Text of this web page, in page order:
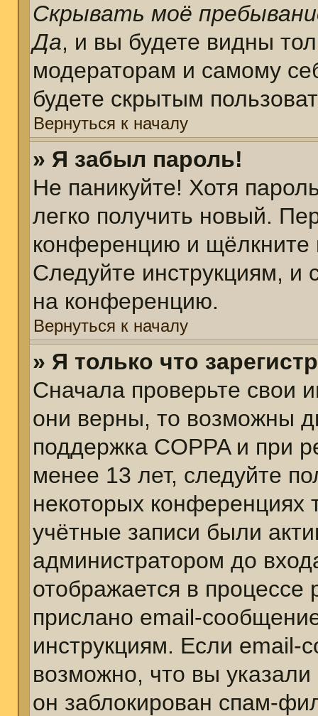
Скрывать моё
Да, и вы будете видны
модераторам и самому
будете скрытым
Вернуться к началу
» Я забыл пароль!
Не паникуйте! Хотя
легко получить новый.
конференцию и щёлкните
Следуйте инструкциям, и
на конференцию.
Вернуться к началу
» Я только что
Сначала проверьте свои
они верны, то возможны
поддержка COPPA и при
менее 13 лет, следуйте
некоторых конференциях
учётные записи были
администратором до
отображается в
прислано email-
инструкциям. Если email-
возможно, что вы
он заблокирован спам-